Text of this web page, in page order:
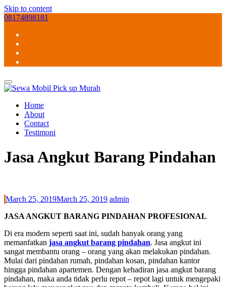
Skip to content
08174898181
Home
About
Contact
Testimoni
Jasa Angkut Barang Pindahan
March 25, 2019March 25, 2019 admin
JASA ANGKUT BARANG PINDAHAN PROFESIONAL
Di era modern seperti saat ini, sudah banyak orang yang
memanfatkan jasa angkut barang pindahan. Jasa angkut ini
sangat membantu orang – orang yang akan melakukan pindahan.
Mulai dari pindahan rumah, pindahan kosan, pindahan kantor
hingga pindahan apartemen. Dengan kehadiran jasa angkut barang
pindahan, maka anda tidak perlu repot – repot lagi untuk mengepaki